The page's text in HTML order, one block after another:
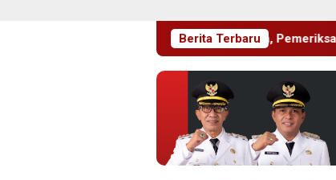
Berita Terbaru
Dua Lembaga, Pemeriksaan Laporan Masih Berproses